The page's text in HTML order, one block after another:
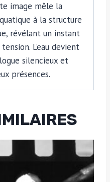
image mêle la
à la structure
révélant un instant
L’eau devient
silencieux et
présences.